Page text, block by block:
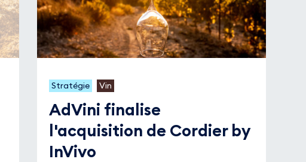
Stratégie Vin
AdVini finalise
l'acquisition de Cordier by
InVivo